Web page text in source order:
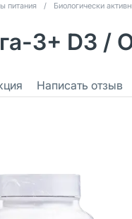
питания / Биологически
3+ D3 /
Написать отзыв